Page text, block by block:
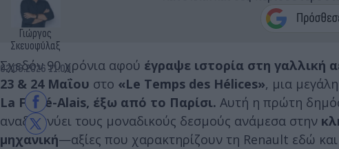
Γιώργος
Σκευοφύλαξ
02.06.2026 11:00
Σχεδόν 90 χρόνια αφού έγραψε ιστορία στη γαλλική
23 & 24 Μαΐου στο «Le Temps des Hélices», μια μεγάλη
La Ferté-Alais, έξω από το Παρίσι. Αυτή η πρώτη
αναδεικνύει τους μοναδικούς δεσμούς ανάμεσα στην
μηχανική—αξίες που χαρακτηρίζουν τη Renault εδώ